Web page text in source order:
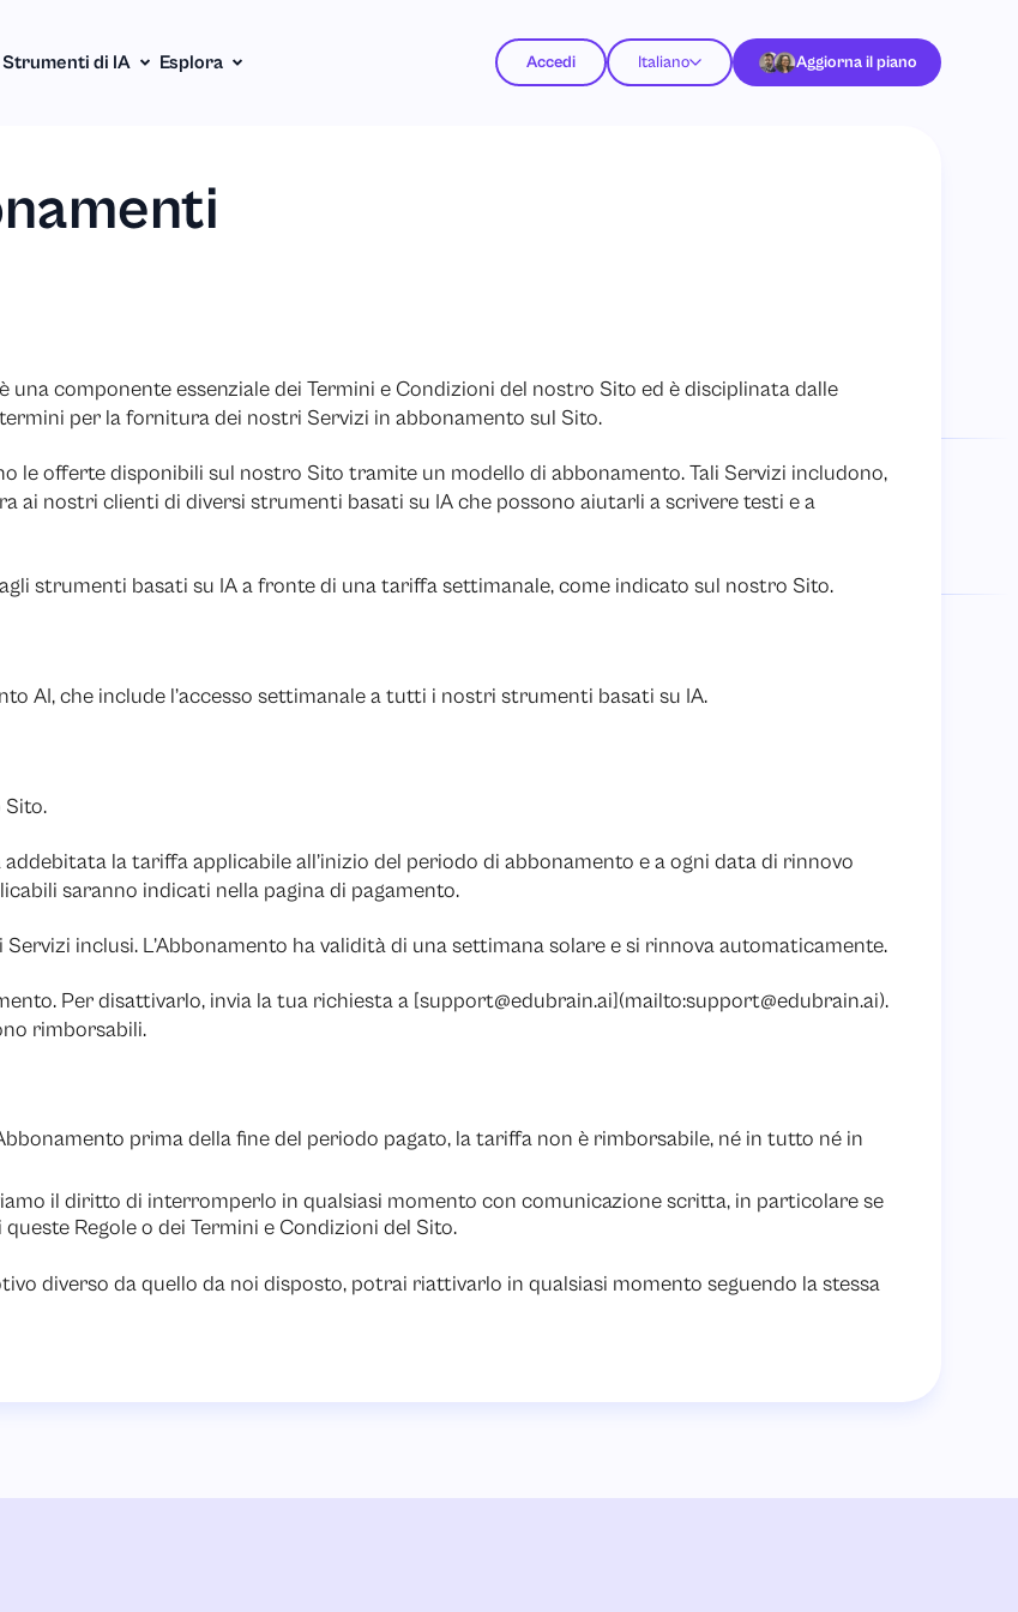
Strumenti di IA Esplora Accedi Italiano Aggiorna il piano
una componente essenziale dei Termini e Condizioni del nostro Sito ed è disciplinata dalle
per la fornitura dei nostri Servizi in abbonamento sul Sito.
le offerte disponibili sul nostro Sito tramite un modello di abbonamento. Tali Servizi includono,
ai nostri clienti di diversi strumenti basati su IA che possono aiutarli a scrivere testi e a
strumenti basati su IA a fronte di una tariffa settimanale, come indicato sul nostro Sito.
AI, che include l’accesso settimanale a tutti i nostri strumenti basati su IA.
Sito.
la tariffa applicabile all’inizio del periodo di abbonamento e a ogni data di rinnovo
saranno indicati nella pagina di pagamento.
inclusi. L’Abbonamento ha validità di una settimana solare e si rinnova automaticamente.
Per disattivarlo, invia la tua richiesta a [support@edubrain.ai](mailto:support@edubrain.ai).
rimborsabili.
prima della fine del periodo pagato, la tariffa non è rimborsabile, né in tutto né in
il diritto di interromperlo in qualsiasi momento con comunicazione scritta, in particolare se
Regole o dei Termini e Condizioni del Sito.
diverso da quello da noi disposto, potrai riattivarlo in qualsiasi momento seguendo la stessa